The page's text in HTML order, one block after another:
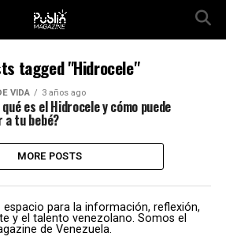
tagged "Hidrocele"
VIDA 3 años ago
qué es el Hidrocele y cómo puede
tu bebé?
MORE POSTS
espacio para la información, reflexión,
y el talento venezolano. Somos el
de Venezuela.